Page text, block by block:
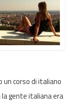
un corso di italiano
gente italiana era